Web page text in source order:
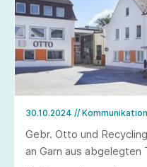
30.10.2024 //
Gebr. Otto und
an Garn aus abgelegten